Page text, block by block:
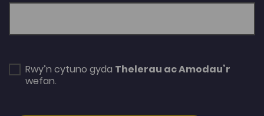
Rwy’n cytuno gyda Thelerau ac Amodau’r
wefan.